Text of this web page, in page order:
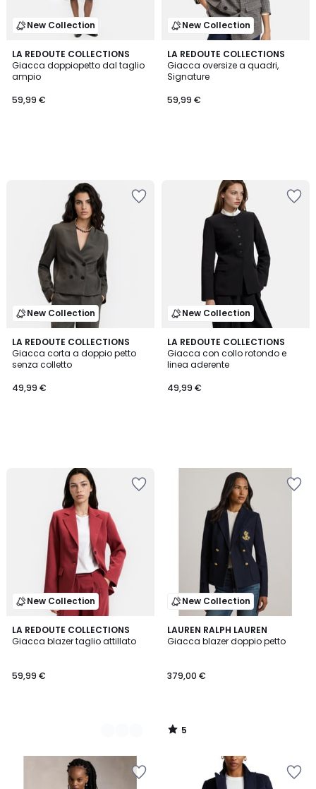
New Collection
LA REDOUTE COLLECTIONS
Giacca doppiopetto dal taglio
ampio
59,99 €
New Collection
LA REDOUTE COLLECTIONS
Giacca oversize a quadri,
Signature
59,99 €
New Collection
LA REDOUTE COLLECTIONS
Giacca corta a doppio petto
senza colletto
49,99 €
New Collection
LA REDOUTE COLLECTIONS
Giacca con collo rotondo e
linea aderente
49,99 €
New Collection
LA REDOUTE COLLECTIONS
Giacca blazer taglio attillato
59,99 €
2
Colori
New Collection
LAUREN RALPH LAUREN
Giacca blazer doppio petto
379,00 €
5
/
5
/